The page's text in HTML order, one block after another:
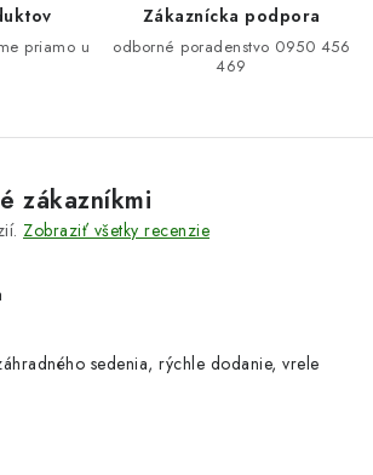
priamo u
Zákaznícka podpora
odborné poradenstvo 0950 456
469
zákazníkmi
Zobraziť všetky recenzie
sedenia, rýchle dodanie, vrele